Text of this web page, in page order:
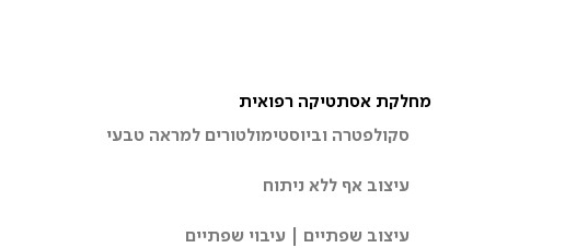
מחלקת אסתטיקה רפואית
סקולפטרה וביוסטימולטורים למראה טבעי
עיצוב אף ללא ניתוח
עיצוב שפתיים | עיבוי שפתיים